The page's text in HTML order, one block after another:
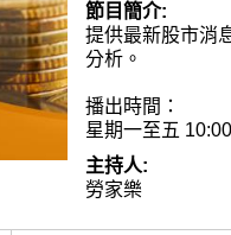
節目簡介:
提供最新股市消
分析。
播出時間：
星期一至五
主持人:
勞家樂